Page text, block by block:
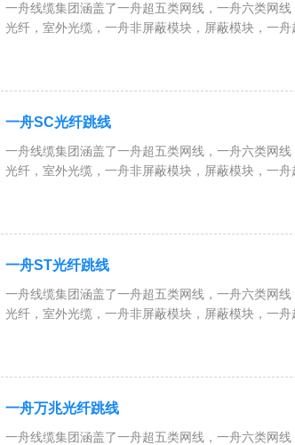
一舟线缆集团涵盖了一舟超五类网线，一舟六类网
光纤，室外光缆，一舟非屏蔽模块，屏蔽模块，一舟
一舟SC光纤跳线
一舟线缆集团涵盖了一舟超五类网线，一舟六类网
光纤，室外光缆，一舟非屏蔽模块，屏蔽模块，一舟
一舟ST光纤跳线
一舟线缆集团涵盖了一舟超五类网线，一舟六类网
光纤，室外光缆，一舟非屏蔽模块，屏蔽模块，一舟
一舟万兆光纤跳线
一舟线缆集团涵盖了一舟超五类网线，一舟六类网